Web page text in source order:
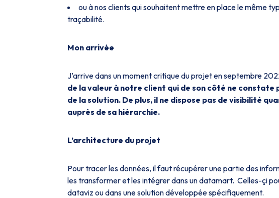
ou à nos clients qui souhaitent mettre en place le même
traçabilité.
Mon arrivée
J’arrive dans un moment critique du projet en septembre
de la valeur à notre client qui de son côté ne
de la solution. De plus, il ne dispose pas de visibilité
auprès de sa hiérarchie.
L’architecture du projet
Pour tracer les données, il faut récupérer une partie des
les transformer et les intégrer dans un datamart. Celles-çi
dataviz ou dans une solution développée spécifiquement.